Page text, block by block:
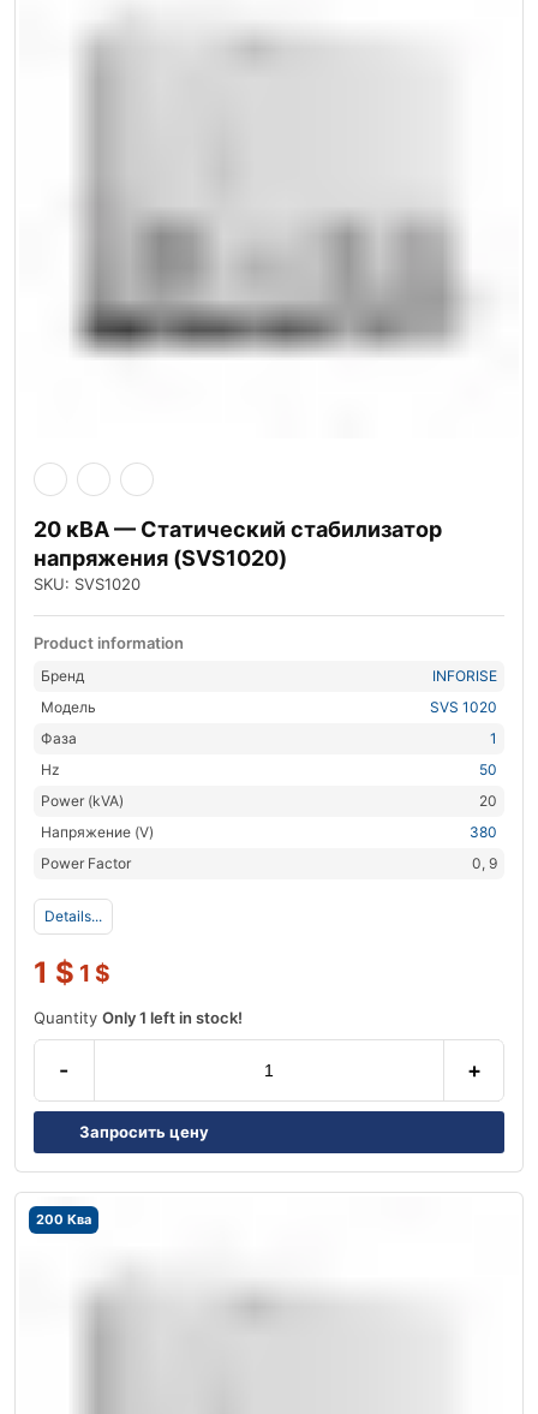
20 кВА — Статический стабилизатор
напряжения (SVS1020)
SKU: SVS1020
Product information
Бренд
INFORISE
Модель
SVS 1020
Фаза
1
Hz
50
Power (kVA)
20
Напряжение (V)
380
Power Factor
0, 9
Details...
1 $ 1 $
Quantity Only 1 left in stock!
- +
Запросить цену
200 Ква